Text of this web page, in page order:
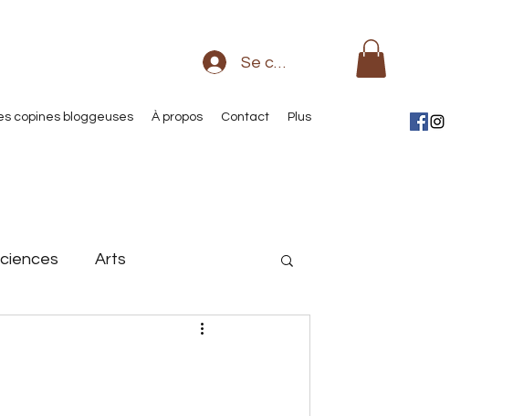
Se connecter
copines bloggeuses À propos Contact Plus
Arts